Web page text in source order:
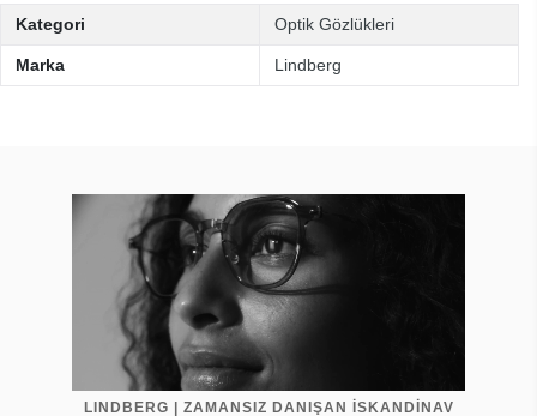
Kategori Optik Gözlükleri
Marka Lindberg
LINDBERG | ZAMANSIZ DANIŞAN İSKANDİNAV